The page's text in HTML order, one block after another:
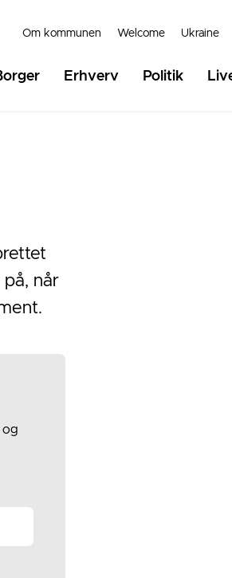
Om kommunen Welcome Ukraine
Erhverv Politik
når
og